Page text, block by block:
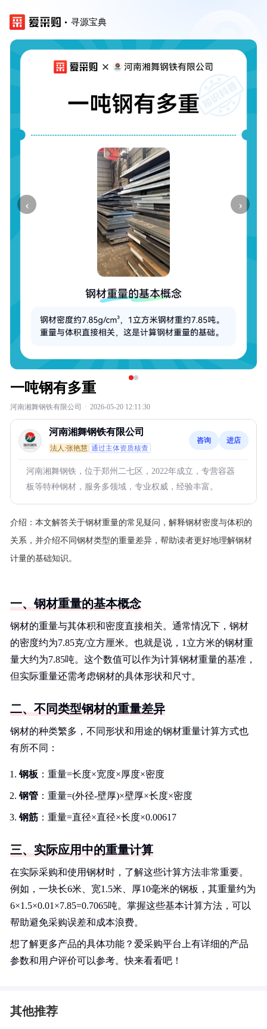
寻源宝典
‹ ›
一吨钢有多重
河南湘舞钢铁有限公司 · 2026-05-20 12:11:30
河南湘舞钢铁有限公司
法人:张艳慧 通过主体资质核查
咨询 进店
河南湘舞钢铁，位于郑州二七区，2022年成立，专营容器
板等特种钢材，服务多领域，专业权威，经验丰富。
介绍： 本文解答关于钢材重量的常见疑问，解释钢材密度与体积的
关系，并介绍不同钢材类型的重量差异，帮助读者更好地理解钢材
计量的基础知识。
一、钢材重量的基本概念
钢材的重量与其体积和密度直接相关。通常情况下，钢材
的密度约为7.85克/立方厘米。也就是说，1立方米的钢材重
量大约为7.85吨。这个数值可以作为计算钢材重量的基准，
但实际重量还需考虑钢材的具体形状和尺寸。
二、不同类型钢材的重量差异
钢材的种类繁多，不同形状和用途的钢材重量计算方式也
有所不同：
钢板 ：重量=长度×宽度×厚度×密度
钢管 ：重量=(外径-壁厚)×壁厚×长度×密度
钢筋 ：重量=直径×直径×长度×0.00617
三、实际应用中的重量计算
在实际采购和使用钢材时，了解这些计算方法非常重要。
例如，一块长6米、宽1.5米、厚10毫米的钢板，其重量约为
6×1.5×0.01×7.85=0.7065吨。掌握这些基本计算方法，可以
帮助避免采购误差和成本浪费。
想了解更多产品的具体功能？爱采购平台上有详细的产品
参数和用户评价可以参考。快来看看吧！
其他推荐